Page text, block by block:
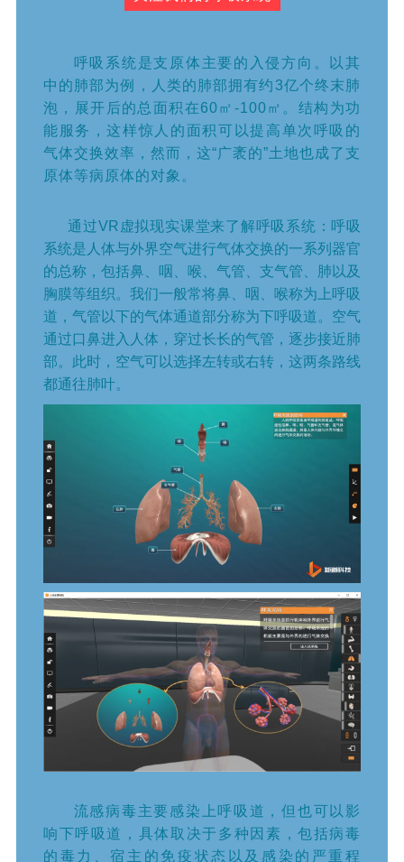
呼吸系统是支原体主要的入侵方向。以其
中的肺部为例，人类的肺部拥有约3亿个终末肺
泡，展开后的总面积在60㎡-100㎡。结构为功
能服务，这样惊人的面积可以提高单次呼吸的
气体交换效率，然而，这“广袤的”土地也成了支
原体等病原体的对象。
通过VR虚拟现实课堂来了解呼吸系统：呼吸
系统是人体与外界空气进行气体交换的一系列器官
的总称，包括鼻、咽、喉、气管、支气管、肺以及
胸膜等组织。我们一般常将鼻、咽、喉称为上呼吸
道，气管以下的气体通道部分称为下呼吸道。空气
通过口鼻进入人体，穿过长长的气管，逐步接近肺
部。此时，空气可以选择左转或右转，这两条路线
都通往肺叶。
流感病毒主要感染上呼吸道，但也可以影
响下呼吸道，具体取决于多种因素，包括病毒
的毒力、宿主的免疫状态以及感染的严重程